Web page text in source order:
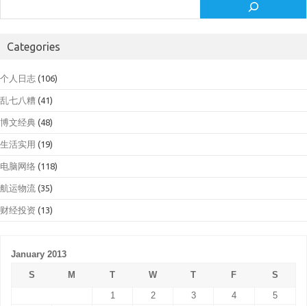
Categories
个人日志 (106)
乱七八糟 (41)
博文经典 (48)
生活实用 (19)
电脑网络 (118)
航运物流 (35)
财经投资 (13)
January 2013
S
M T W T F
S
1
2 3 4
5